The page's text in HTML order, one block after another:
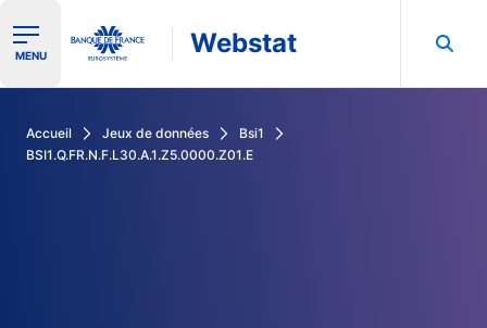
Ouvrir le menu de navigation
MENU Webstat
Accueil Jeux de données
Bsi1
BSI1.Q.FR.N.F.L30.A.1.Z5.0000.Z01.E